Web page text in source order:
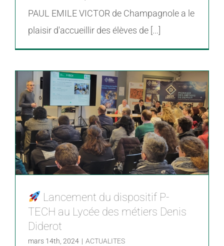
PAUL EMILE VICTOR de Champagnole a le
plaisir d'accueillir des élèves de [...]
Lancement du dispositif P-
TECH au Lycée des métiers Denis
Diderot
mars 14th, 2024 | ACTUALITES